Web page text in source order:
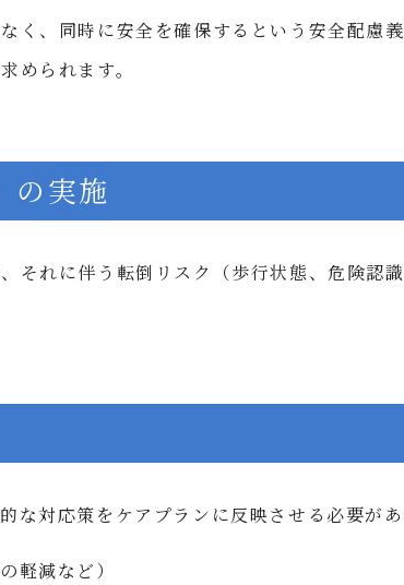
く、同時に安全を確保するという安全配慮
められます。
の実施
それに伴う転倒リスク（歩行状態、危険認
な対応策をケアプランに反映させる必要が
減など）